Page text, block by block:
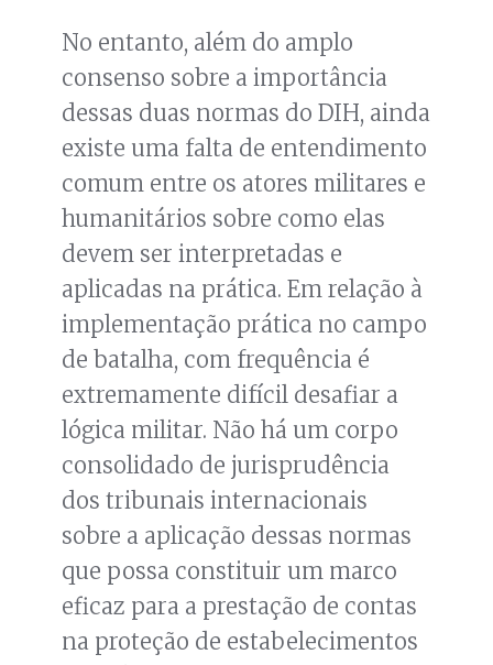
No entanto, além do amplo
consenso sobre a importância
dessas duas normas do DIH, ainda
existe uma falta de entendimento
comum entre os atores militares e
humanitários sobre como elas
devem ser interpretadas e
aplicadas na prática. Em relação à
implementação prática no campo
de batalha, com frequência é
extremamente difícil desafiar a
lógica militar. Não há um corpo
consolidado de jurisprudência
dos tribunais internacionais
sobre a aplicação dessas normas
que possa constituir um marco
eficaz para a prestação de contas
na proteção de estabelecimentos